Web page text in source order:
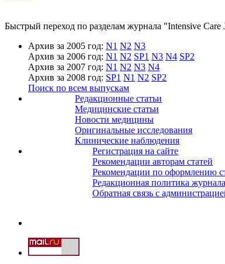
Быстрый переход по разделам журнала "Intensive Care
Архив за 2005 год: N1 N2 N3
Архив за 2006 год: N1 N2 SP1 N3 N4 SP2
Архив за 2007 год: N1 N2 N3 N4
Архив за 2008 год: SP1 N1 N2 SP2
Поиск по всем выпускам
Редакционные статьи
Медицинские статьи
Новости медицины
Оригинальные исследования
Клинические наблюдения
Регистрация на сайте
Рекомендации авторам статей
Рекомендации по оформлению
Редакционная политика журнала
Обратная связь с